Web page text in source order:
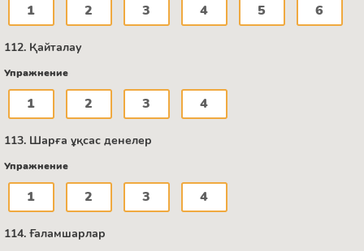
1 2 3 4 5 6
112. Қайталау
Упражнение
1 2 3 4
113. Шарға ұқсас денелер
Упражнение
1 2 3 4
114. Ғаламшарлар